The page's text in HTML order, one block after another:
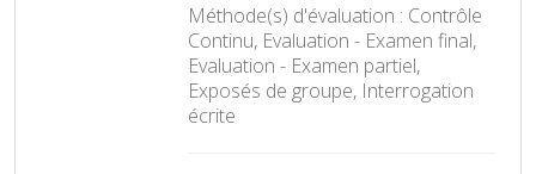
Méthode(s) d'évaluation : Contrôle
Continu, Evaluation - Examen final,
Evaluation - Examen partiel,
Exposés de groupe, Interrogation
écrite